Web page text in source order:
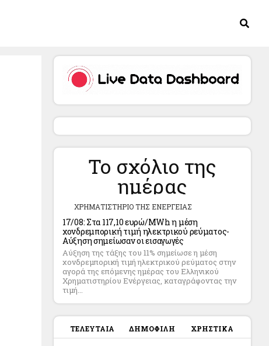
Το σχόλιο της
ημέρας
ΧΡΗΜΑΤΙΣΤΗΡΙΟ ΤΗΣ ΕΝΕΡΓΕΙΑΣ
17/08: Στα 117,10 ευρώ/MWh η μέση
χονδρεμπορική τιμή ηλεκτρικού ρεύματος-
Αύξηση σημείωσαν οι εισαγωγές
Αύξηση της τάξης του 11% σημείωσε η μέση
χονδρεμπορική τιμή ηλεκτρικού ρεύματος στην
αγορά της επόμενης ημέρας του Ελληνικού
Χρηματιστηρίου Ενέργειας, καταγράφοντας την
τιμή...
ΤΕΛΕΥΤΑΙΑ ΔΗΜΟΦΙΛΗ ΧΡΗΣΤΙΚΑ